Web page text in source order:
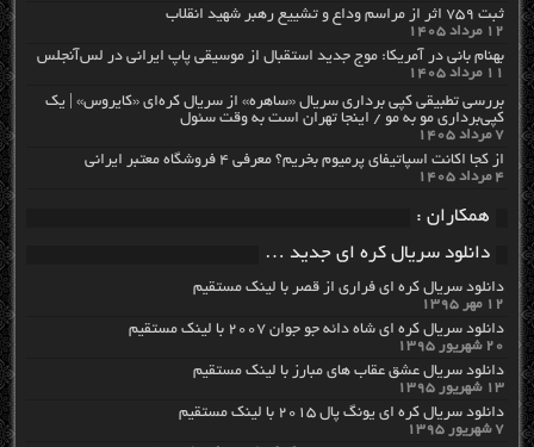
ثبت ۷۵۹ اثر از مراسم وداع و تشییع رهبر شهید انقلاب
۱۲ مرداد ۱۴۰۵
بهنام بانی در آمریکا: موج جدید استقبال از موسیقی پاپ ایرانی در لس‌آنجلس
۱۱ مرداد ۱۴۰۵
بررسی تطبیقی کپی برداری سریال «ساهره» از سریال کره‌ای «کایروس» | یک
کپی‌برداری مو به مو / اینجا تهران است به وقت سئول
۷ مرداد ۱۴۰۵
از کجا اکانت اسپاتیفای پرمیوم بخریم؟ معرفی ۴ فروشگاه معتبر ایرانی
۴ مرداد ۱۴۰۵
همکاران :
دانلود سریال کره ای جدید …
دانلود سریال کره ای فراری از قصر با لینک مستقیم
۱۲ مهر ۱۳۹۵
دانلود سریال کره ای شاه دائه جو جوان ۲۰۰۷ با لینک مستقیم
۲۰ شهریور ۱۳۹۵
دانلود سریال عشق عقاب های مبارز با لینک مستقیم
۱۳ شهریور ۱۳۹۵
دانلود سریال کره ای یونگ پال ۲۰۱۵ با لینک مستقیم
۷ شهریور ۱۳۹۵